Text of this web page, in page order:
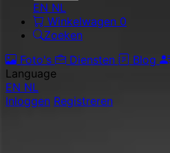
EN NL
Winkelwagen 0
Zoeken
Foto's
Diensten Blog
Language
EN NL
Inloggen Registreren